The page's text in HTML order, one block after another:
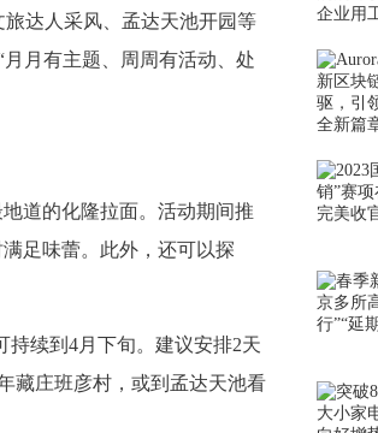
达人采风、孟达天池开园等
月有主题、周周有活动、处
道的化隆拉面。活动期间推
足味蕾。此外，还可以探
持续到4月下旬。建议安排2天
藏庄班彦村，或到孟达天池看